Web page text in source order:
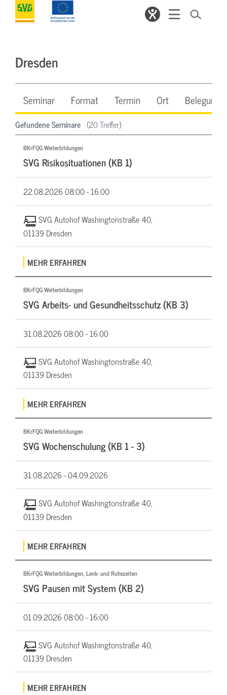
Dresden
Gefundene Seminare (20 Treffer)
Seminar Format Termin Ort Belegung
BKrFQG Weiterbildungen
SVG Risikosituationen (KB 1)
22.08.202608:00 - 16:00
SVG Autohof Washingtonstraße 40,
01139 Dresden
MEHR ERFAHREN
BKrFQG Weiterbildungen
SVG Arbeits- und Gesundheitsschutz (KB 3)
31.08.202608:00 - 16:00
SVG Autohof Washingtonstraße 40,
01139 Dresden
MEHR ERFAHREN
BKrFQG Weiterbildungen
SVG Wochenschulung (KB 1 - 3)
31.08.2026 -04.09.2026
SVG Autohof Washingtonstraße 40,
01139 Dresden
MEHR ERFAHREN
BKrFQG Weiterbildungen, Lenk- und Ruhezeiten
SVG Pausen mit System (KB 2)
01.09.202608:00 - 16:00
SVG Autohof Washingtonstraße 40,
01139 Dresden
MEHR ERFAHREN